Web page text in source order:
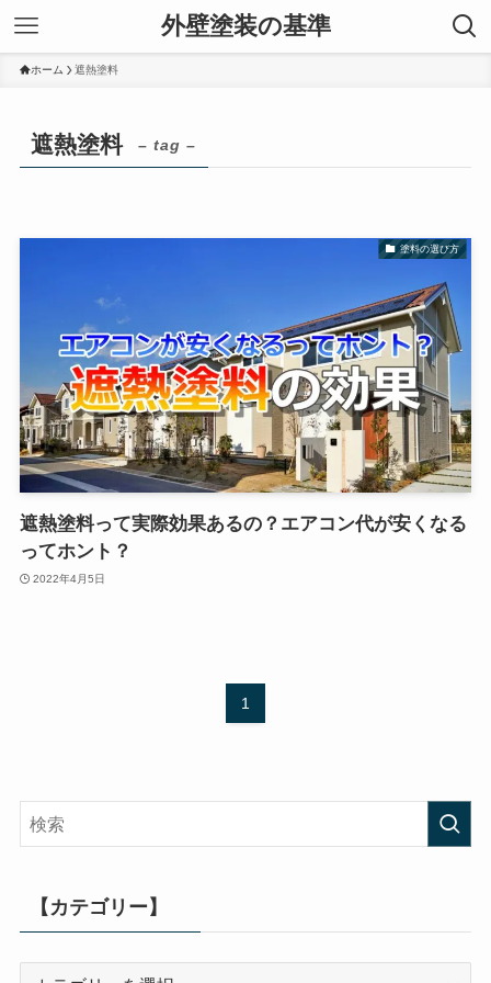
外壁塗装の基準
ホーム 遮熱塗料
遮熱塗料 – tag –
塗料の選び方
遮熱塗料って実際効果あるの？エアコン代が安くなる
ってホント？
2022年4月5日
1
【カテゴリー】